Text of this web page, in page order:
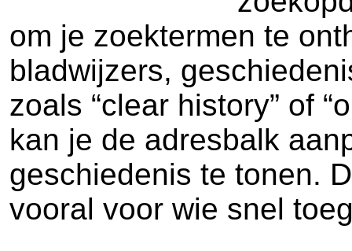
om je zoektermen te
bladwijzers,
zoals “clear history” of
kan je de adresbalk
geschiedenis te tonen.
vooral voor wie snel